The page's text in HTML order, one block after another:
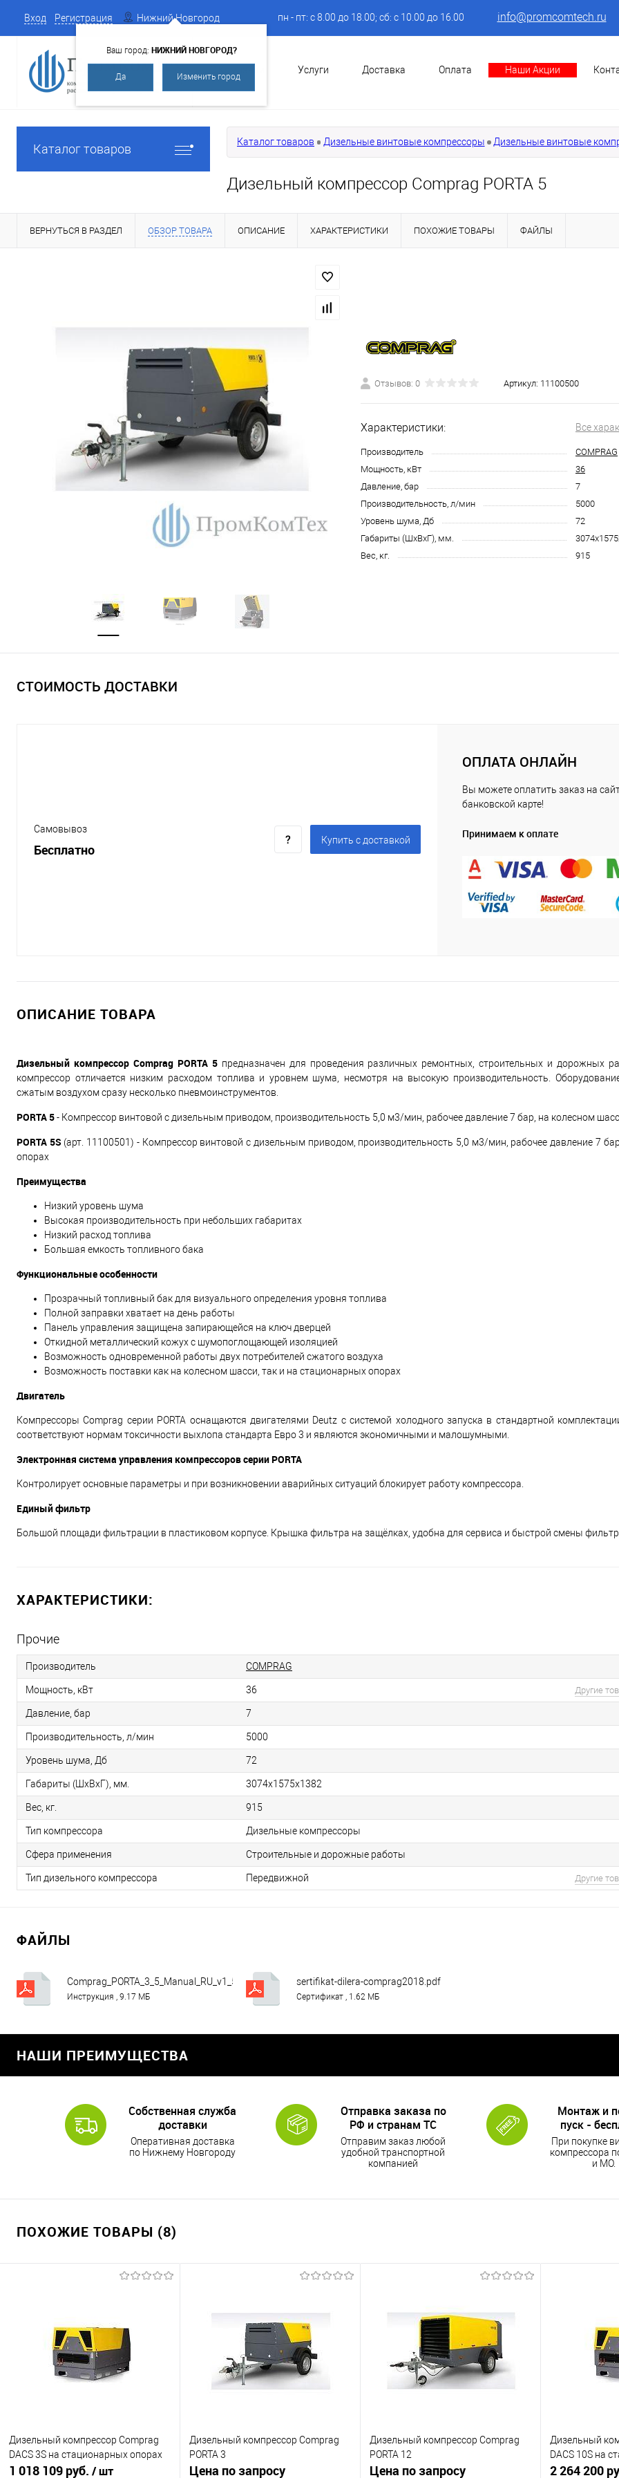
Вход Регистрация Нижний Новгород
Ваш город: НИЖНИЙ НОВГОРОД?
Да Изменить город
пн - пт: с 8.00 до 18.00; сб: с 10.00 до 16.00 info@promcomtech.ru
Услуги Доставка Оплата Наши Акции
Каталог товаров Каталог товаров Дизельные винтовые компрессоры Дизельные винтовые
Дизельный компрессор Comprag PORTA 5
ВЕРНУТЬСЯ В РАЗДЕЛ ОБЗОР ТОВАРА ОПИСАНИЕ ХАРАКТЕРИСТИКИ ПОХОЖИЕ ТОВАРЫ ФАЙЛЫ
Отзывов: 0 Артикул: 11100500
Характеристики: Все
Производитель
COMPRAG
Мощность, кВт
36
Давление, бар
7
Производительность, л/мин
5000
Уровень шума, Дб
72
Габариты (ШхВхГ), мм.
Вес, кг.
915
СТОИМОСТЬ ДОСТАВКИ
Самовывоз
Бесплатно
Купить c доставкой
ОПЛАТА ОНЛАЙН
Вы можете оплатить заказ на
банковской карте!
Принимаем к оплате
ОПИСАНИЕ ТОВАРА
Дизельный компрессор Comprag PORTA 5предназначен для проведения различных ремонтных, строительных и дорожных
компрессор отличается низким расходом топлива и уровнем шума, несмотря на высокую производительность.
сжатым воздухом сразу несколько пневмоинструментов.
PORTA 5- Компрессор винтовой с дизельным приводом, производительность 5,0 м3/мин, рабочее давление 7 бар, на колесном
PORTA 5S (арт. 11100501) - Компрессор винтовой с дизельным приводом, производительность 5,0 м3/мин, рабочее давление 7
опорах
Преимущества
Низкий уровень шума
Высокая производительность при небольших габаритах
Низкий расход топлива
Большая емкость топливного бака
Функциональные особенности
Прозрачный топливный бак для визуального определения уровня топлива
Полной заправки хватает на день работы
Панель управления защищена запирающейся на ключ дверцей
Откидной металлический кожух с шумопоглощающей изоляцией
Возможность одновременной работы двух потребителей сжатого воздуха
Возможность поставки как на колесном шасси, так и на стационарных опорах
Двигатель
Компрессоры Comprag серии PORTA оснащаются двигателями Deutz с системой холодного запуска в стандартной
соответствуют нормам токсичности выхлопа стандарта Евро 3 и являются экономичными и малошумными.
Электронная система управления компрессоров серии PORTA
Контролирует основные параметры и при возникновении аварийных ситуаций блокирует работу компрессора.
Единый фильтр
Большой площади фильтрации в пластиковом корпусе. Крышка фильтра на защёлках, удобна для сервиса и быстрой смены
ХАРАКТЕРИСТИКИ:
Прочие
Производитель COMPRAG
Мощность, кВт 36 Другие
Давление, бар 7
Производительность, л/мин 5000
Уровень шума, Дб 72
Габариты (ШхВхГ), мм. 3074х1575х1382
Вес, кг. 915
Тип компрессора Дизельные компрессоры
Сфера применения Строительные и дорожные работы
Тип дизельного компрессора Передвижной Другие
ФАЙЛЫ
Comprag_PORTA_3_5_Manual_RU_v1_5.pdf
Инструкция , 9.17 МБ
sertifikat-dilera-comprag2018.pdf
Сертификат , 1.62 МБ
НАШИ ПРЕИМУЩЕСТВА
Собственная служба
доставки
Оперативная доставка
по Нижнему Новгороду
Отправка заказа по
РФ и странам ТС
Отправим заказ любой
удобной транспортной
компанией
Монтаж и
пуск -
При покупке
компрессора
и МО.
ПОХОЖИЕ ТОВАРЫ (8)
Дизельный компрессор Comprag
DACS 3S на стационарных опорах
1 018 109 руб. / шт
Дизельный компрессор Comprag
PORTA 3
Цена по запросу
Дизельный компрессор Comprag
PORTA 12
Цена по запросу
Дизельный
DACS 10S на
2 264 200